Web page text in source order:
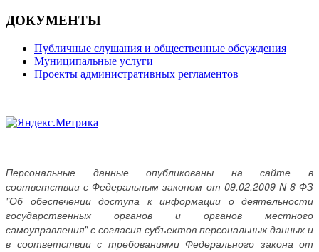
ДОКУМЕНТЫ
Публичные слушания и общественные обсуждения
Муниципальные услуги
Проекты административных регламентов
Персональные данные опубликованы на сайте в
соответствии с Федеральным законом от 09.02.2009 N 8-ФЗ
"Об обеспечении доступа к информации о деятельности
государственных органов и органов местного
самоуправления" с согласия субъектов персональных данных и
в соответствии с требованиями Федерального закона от